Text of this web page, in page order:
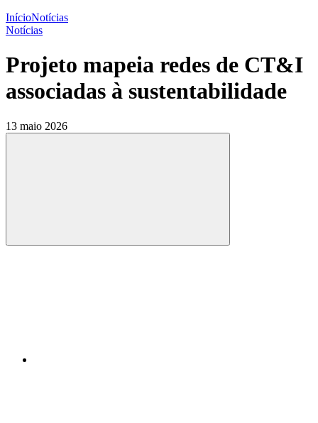
InícioNotícias
Notícias
Projeto mapeia redes de CT&I
associadas à sustentabilidade
13 maio 2026
Compartilhar